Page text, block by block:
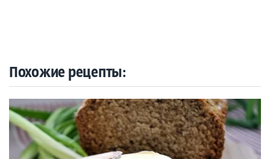
Похожие рецепты: